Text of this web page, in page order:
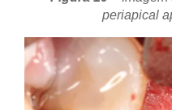
periapical